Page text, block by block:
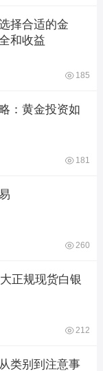
择合适的金
和收益
185
：黄金投资如
181
260
正规现货白银
212
类别到注意事